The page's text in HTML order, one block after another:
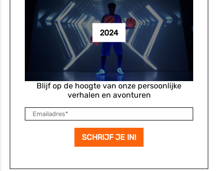
2024
Blijf op de hoogte van onze persoonlijke
verhalen en avonturen